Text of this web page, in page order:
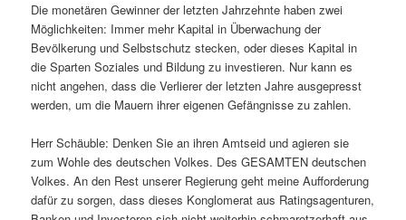
Die monetären Gewinner der letzten Jahrzehnte haben zwei
Möglichkeiten: Immer mehr Kapital in Überwachung der
Bevölkerung und Selbstschutz stecken, oder dieses Kapital in
die Sparten Soziales und Bildung zu investieren. Nur kann es
nicht angehen, dass die Verlierer der letzten Jahre ausgepresst
werden, um die Mauern ihrer eigenen Gefängnisse zu zahlen.
Herr Schäuble: Denken Sie an ihren Amtseid und agieren sie
zum Wohle des deutschen Volkes. Des GESAMTEN deutschen
Volkes. An den Rest unserer Regierung geht meine Aufforderung
dafür zu sorgen, dass dieses Konglomerat aus Ratingsagenturen,